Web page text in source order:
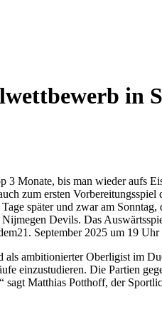
in
Monate, bis man wieder aufs
zum ersten Vorbereitungsspiel
später und zwar am
Devils. Das
September 2025 um 19 Uhr
ambitionierter Oberligist im
einzustudieren. Die Partien
Matthias Potthoff, der